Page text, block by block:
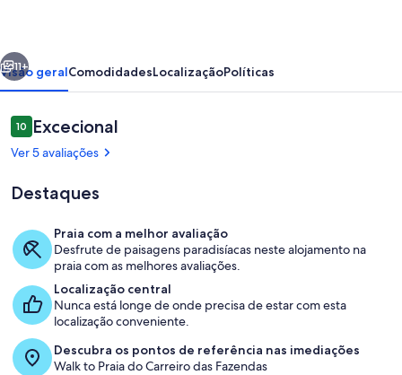
Sala de estar
Seguinte
11+
Visão geralComodidadesLocalizaçãoPolíticas
Avaliações
1010 em 10
Excecional
Ver 5 avaliações
Destaques
Praia com a melhor avaliação
Desfrute de paisagens paradisíacas neste alojamento na
praia com as melhores avaliações.
Localização central
Nunca está longe de onde precisa de estar com esta
localização conveniente.
Descubra os pontos de referência nas imediações
Walk to Praia do Carreiro das Fazendas